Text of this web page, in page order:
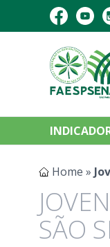
Home »
SÃO